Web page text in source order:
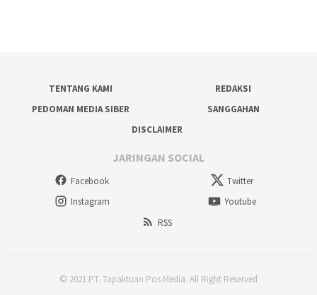
TENTANG KAMI
REDAKSI
PEDOMAN MEDIA SIBER
SANGGAHAN
DISCLAIMER
JARINGAN SOCIAL
Facebook
Twitter
Instagram
Youtube
RSS
© 2021 PT. Tapaktuan Pos Media. All Right Reserved